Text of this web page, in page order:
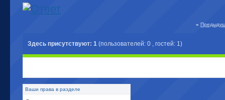
«
Здесь присутствуют: 1 (пользователей: 0 , гостей: 1)
Ваши права в разделе